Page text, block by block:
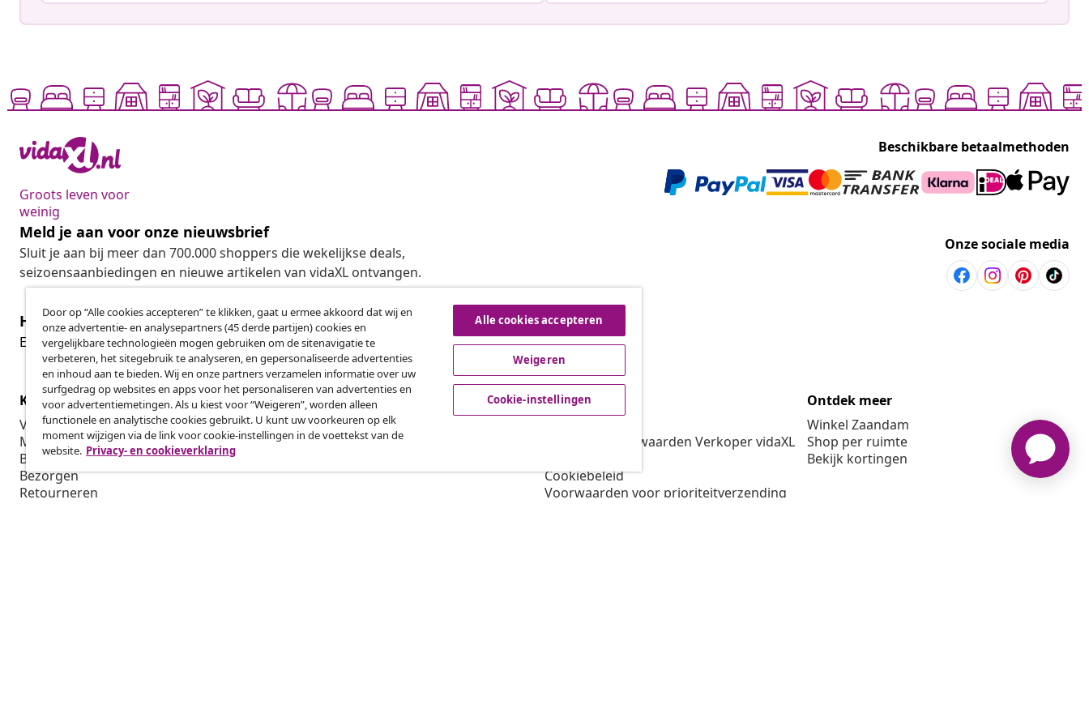
Groots leven voor
weinig
Beschikbare betaalmethoden
Meld je aan voor onze nieuwsbrief
Sluit je aan bij meer dan 700.000 shoppers die wekelijkse deals,
seizoensaanbiedingen en nieuwe artikelen van vidaXL ontvangen.
Onze sociale media
Herroeping van de overeenkomst
Een annulering voor je bestelling indienen
Herroeping van de overeenkomst
Klantenservice
Volg je bestelling
Mijn account
Betalen
Bezorgen
Retourneren
Zakelijk
Affiliateprogramma
Produceren voor vidaXL
vidaXL
Algemene voorwaarden Verkoper vidaXL
Cookiebeleid
Voorwaarden voor prioriteitverzending
Ontdek meer
Winkel Zaandam
Shop per ruimte
Bekijk kortingen
Door op “Alle cookies accepteren” te klikken, gaat u ermee akkoord dat wij en
onze advertentie- en analysepartners (45 derde partijen) cookies en
vergelijkbare technologieën mogen gebruiken om de sitenavigatie te
verbeteren, het sitegebruik te analyseren, en gepersonaliseerde advertenties
en inhoud aan te bieden. Wij en onze partners verzamelen informatie over uw
surfgedrag op websites en apps voor het personaliseren van advertenties en
voor advertentiemetingen. Als u kiest voor “Weigeren”, worden alleen
functionele en analytische cookies gebruikt. U kunt uw voorkeuren op elk
moment wijzigen via de link voor cookie-instellingen in de voettekst van de
website. Privacy- en cookieverklaring
Alle cookies accepteren
Weigeren
Cookie-instellingen